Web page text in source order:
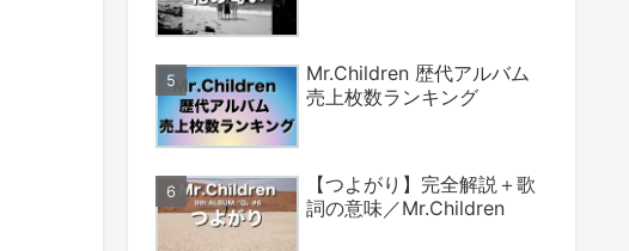
Mr.Children 歴代アルバム
売上枚数ランキング
【つよがり】完全解説＋歌
詞の意味／Mr.Children